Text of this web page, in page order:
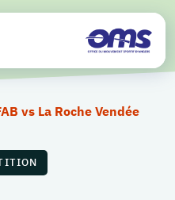
vs La Roche Vendée